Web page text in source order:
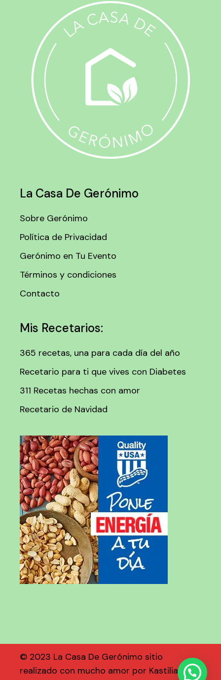
La Casa De Gerónimo
Sobre Gerónimo
Política de Privacidad
Gerónimo en Tu Evento
Términos y condiciones
Contacto
Mis Recetarios:
365 recetas, una para cada día del año
Recetario para ti que vives con Diabetes
311 Recetas hechas con amor
Recetario de Navidad
© 2023 La Casa De Gerónimo sitio
realizado con mucho amor por Kastilia